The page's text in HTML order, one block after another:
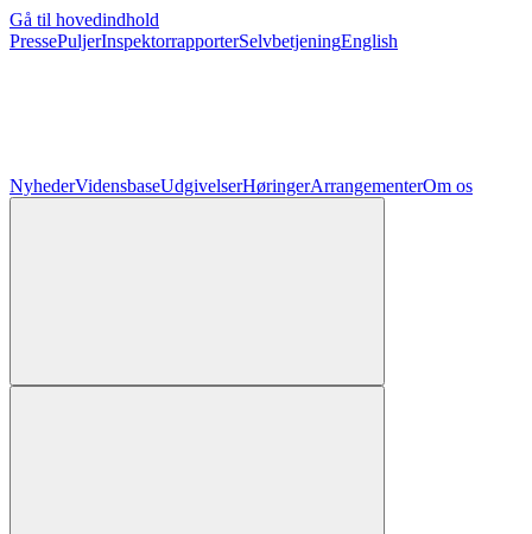
Gå til hovedindhold
PressePuljerInspektorrapporterSelvbetjeningEnglish
NyhederVidensbaseUdgivelserHøringerArrangementerOm os